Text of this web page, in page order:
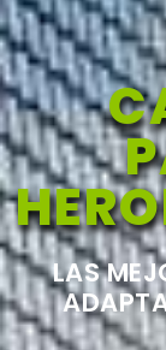
LAS